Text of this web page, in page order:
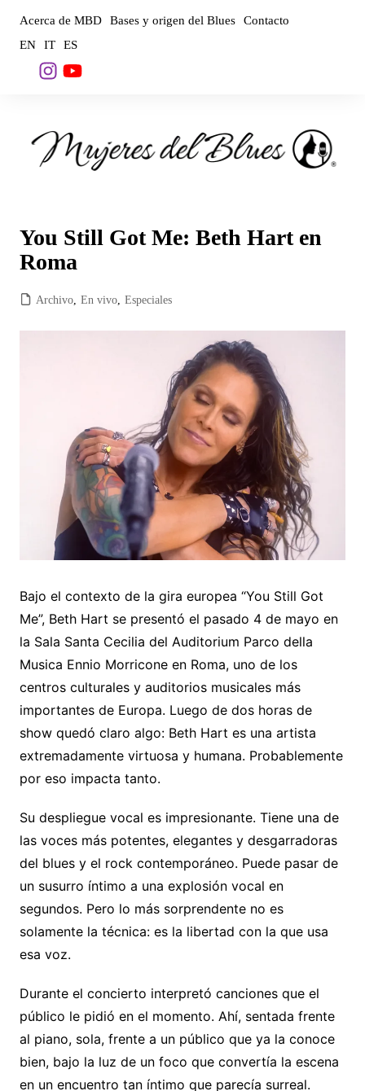
contenido
Acerca de MBD Bases y origen del Blues
Contacto
EN
IT ES
You Still Got Me: Beth Hart en
Roma
Archivo, En vivo, Especiales
Bajo el contexto de la gira europea “You Still Got
Me”, Beth Hart se presentó el pasado 4 de mayo en
la Sala Santa Cecilia del Auditorium Parco della
Musica Ennio Morricone en Roma, uno de los
centros culturales y auditorios musicales más
importantes de Europa. Luego de dos horas de
show quedó claro algo: Beth Hart es una artista
extremadamente virtuosa y humana. Probablemente
por eso impacta tanto.
Su despliegue vocal es impresionante. Tiene una de
las voces más potentes, elegantes y desgarradoras
del blues y el rock contemporáneo. Puede pasar de
un susurro íntimo a una explosión vocal en
segundos. Pero lo más sorprendente no es
solamente la técnica: es la libertad con la que usa
esa voz.
Durante el concierto interpretó canciones que el
público le pidió en el momento. Ahí, sentada frente
al piano, sola, frente a un público que ya la conoce
bien, bajo la luz de un foco que convertía la escena
en un encuentro tan íntimo que parecía surreal.